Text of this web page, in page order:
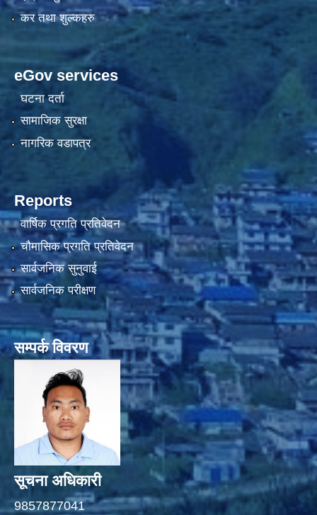
कर तथा शुल्कहरु
eGov services
घटना दर्ता
सामाजिक सुरक्षा
नागरिक वडापत्र
Reports
वार्षिक प्रगति प्रतिवेदन
चौमासिक प्रगति प्रतिवेदन
सार्वजनिक सुनुवाई
सार्वजनिक परीक्षण
सम्पर्क विवरण
सूचना अधिकारी
9857877041